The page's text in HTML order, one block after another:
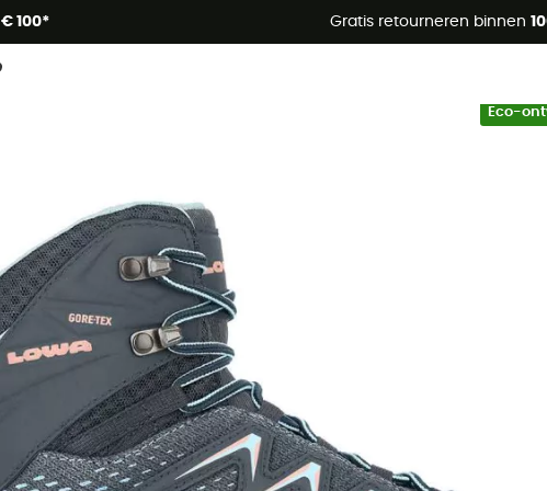
€ 100* Gratis retourneren binnen
Zomeraanbiedingen 🔥 -5% EXTRA vanaf 2
Eco-